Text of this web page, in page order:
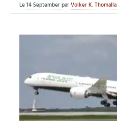
Le14 SeptemberparVolker K. Thomalla